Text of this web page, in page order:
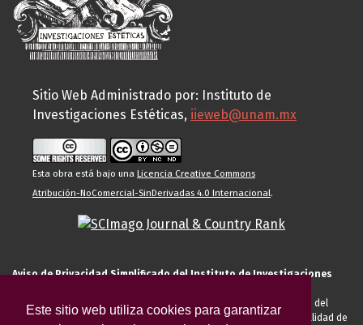
Este sitio web utiliza cookies para garantizar
Sitio Web Administrado por: Instituto de
Investigaciones Estéticas, iieweb@unam.mx
Esta obra está bajo una Licencia Creative Commons
Atribución-NoComercial-SinDerivadas 4.0 Internacional.
Aviso de Privacidad Simplificado del Instituto de Investigaciones
El Instituto de Investigaciones Estéticas de la UNAM, es responsable del
tratamiento de sus datos personales para el registro de usted en calidad de